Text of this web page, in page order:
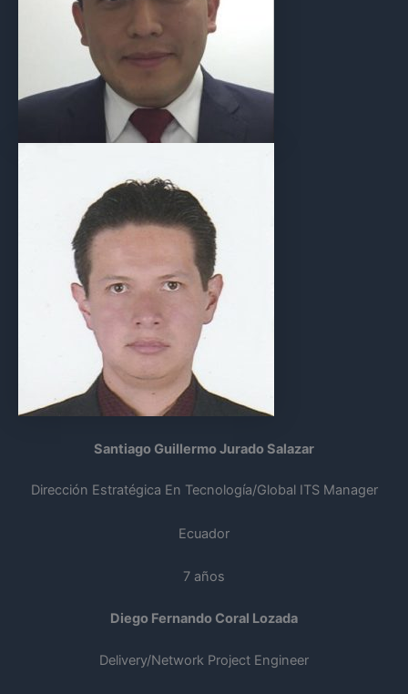
Santiago Guillermo Jurado Salazar
Dirección Estratégica En Tecnología/Global ITS Manager
Ecuador
7 años
Diego Fernando Coral Lozada
Delivery/Network Project Engineer